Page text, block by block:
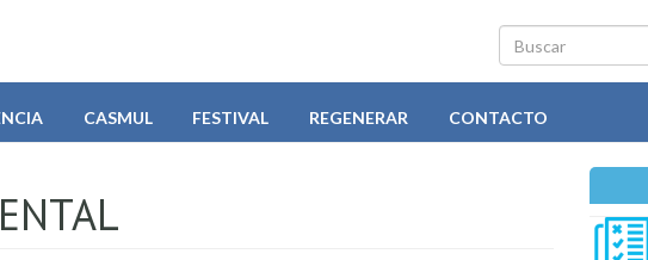
Buscar
CASMUL FESTIVAL REGENERAR CONTACTO